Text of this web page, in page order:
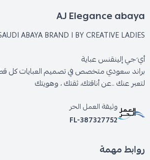
ABAYA BRAND I BY CREATIVE LADIES
أي َجي إلينقنس عباية
براند سعودي متخصص في تصميم العبايات كل
لتعبر عنك ..عن أناقتك، ثقتك ، وهويتك
وثيقة العمل الحر
FL-387327752
روابط مهمة